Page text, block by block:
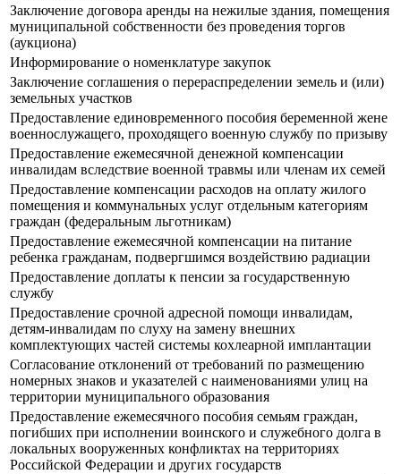
Заключение договора аренды на нежилые здания, помещения
муниципальной собственности без проведения торгов
(аукциона)
Информирование о номенклатуре закупок
Заключение соглашения о перераспределении земель и (или)
земельных участков
Предоставление единовременного пособия беременной жене
военнослужащего, проходящего военную службу по призыву
Предоставление ежемесячной денежной компенсации
инвалидам вследствие военной травмы или членам их семей
Предоставление компенсации расходов на оплату жилого
помещения и коммунальных услуг отдельным категориям
граждан (федеральным льготникам)
Предоставление ежемесячной компенсации на питание
ребенка гражданам, подвергшимся воздействию радиации
Предоставление доплаты к пенсии за государственную
службу
Предоставление срочной адресной помощи инвалидам,
детям-инвалидам по слуху на замену внешних
комплектующих частей системы кохлеарной имплантации
Согласование отклонений от требований по размещению
номерных знаков и указателей с наименованиями улиц на
территории муниципального образования
Предоставление ежемесячного пособия семьям граждан,
погибших при исполнении воинского и служебного долга в
локальных вооруженных конфликтах на территориях
Российской Федерации и других государств